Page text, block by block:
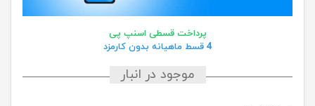
پرداخت قسطی اسنپ پی
4 قسط ماهیانه بدون کارمزد
موجود در انبار